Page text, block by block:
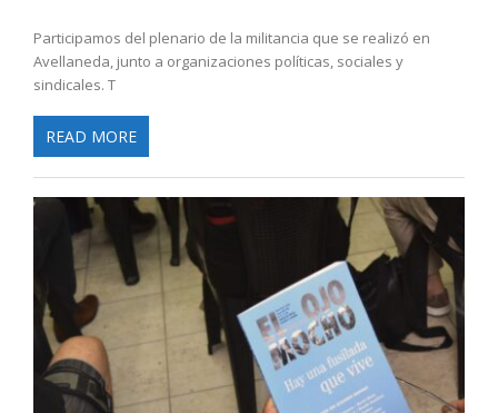
Participamos del plenario de la militancia que se realizó en
Avellaneda, junto a organizaciones políticas, sociales y
sindicales. T
READ MORE